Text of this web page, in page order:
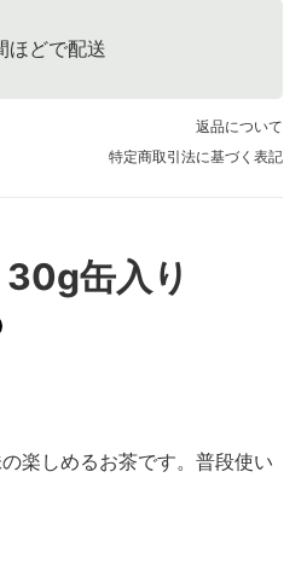
ほどで配送
返品について
特定商取引法に基づく表記
缶入り
楽しめるお茶です。普段使い